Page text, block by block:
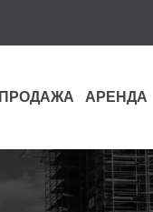
ПРОДАЖА АРЕНДА